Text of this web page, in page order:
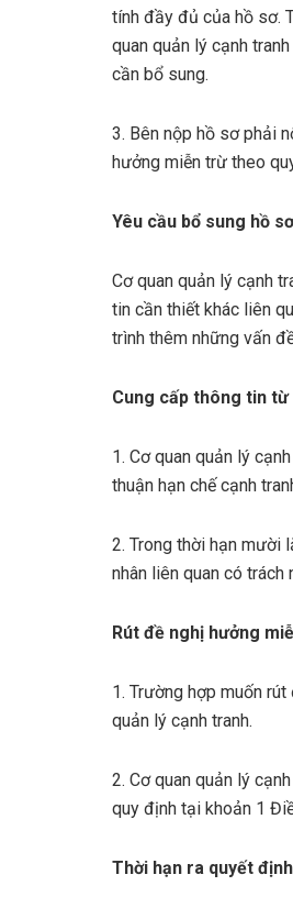
tính đầy đủ của hồ sơ.
quan quản lý cạnh
cần bổ sung.
3. Bên nộp hồ sơ phải
hưởng miễn trừ theo
Yêu cầu bổ sung hồ
Cơ quan quản lý cạnh
tin cần thiết khác liên
trình thêm những vấn
Cung cấp thông tin
1. Cơ quan quản lý
thuận hạn chế cạnh
2. Trong thời hạn mười
nhân liên quan có
Rút đề nghị hưởng
1. Trường hợp muốn
quản lý cạnh tranh.
2. Cơ quan quản lý
quy định tại khoản 1
Thời hạn ra quyết định